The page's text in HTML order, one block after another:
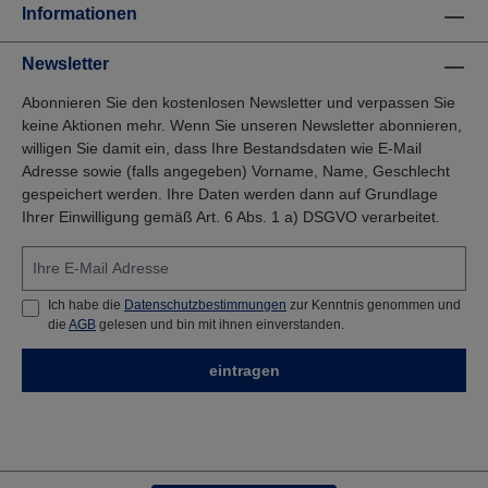
rauchen.P233 Behälter dicht verschlossen
halten.P261 Einatmen von
Staub/Rauch/Gas/Nebel/Dampf/Aerosol
vermeiden.P280
sichtsschutz tragenP305+P351+P338 BEI KONTAKT
MIT DEN AUGEN: Einige Minuten lang behutsam mit
Wasser spülen. Eventuell vorhandene Kontaktlinsen
nach Möglichkeit entfernen. Weiter spülenP312 Bei
Unwohlsein GIFTINFORMATIONSZENTRUM oder
Arzt anrufen.P337+P313 Bei anhaltender
Augenreizung: Ärztlichen Rat einholen/ärztliche Hilfe
oder CO2 zum Aussterben verwenden.P403+P235
An einem gut belüfteten Ort aufbewahren. Kühl
halten.P501 Inhalt und/ oder Behälter zuführen
gemäß lokalen,regionalen, nationalen,
GefStoffV. Biozide sicher verwenden. Vor Gebrauch
stets Kennzeichnung und Produktinformationen
Informationen
Newsletter
Abonnieren Sie den kostenlosen Newsletter und verpassen Sie
keine Aktionen mehr. Wenn Sie unseren Newsletter abonnieren,
willigen Sie damit ein, dass Ihre Bestandsdaten wie E-Mail
Adresse sowie (falls angegeben) Vorname, Name, Geschlecht
gespeichert werden. Ihre Daten werden dann auf Grundlage
Ihrer Einwilligung gemäß Art. 6 Abs. 1 a) DSGVO verarbeitet.
Ich habe die Datenschutzbestimmungen zur Kenntnis genommen und
die AGB gelesen und bin mit ihnen einverstanden.
eintragen